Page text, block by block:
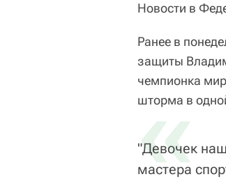
Новости в
Ранее в
защиты
чемпионка
шторма в
«
"Девочек
мастера